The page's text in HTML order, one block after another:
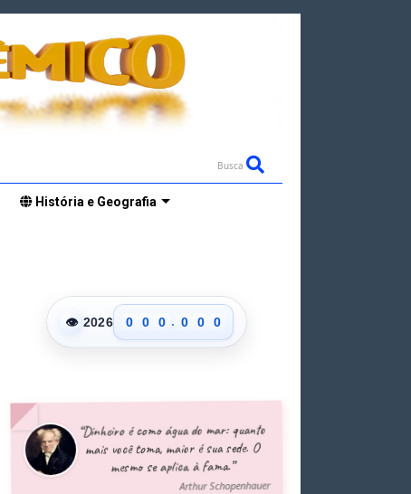
Busca
História e Geografia
👁 2026
0
1
6
7
8
0
1
6
7
8
0
1
6
7
8
. 0
1
6
7
8
9
0
1
6
7
8
9
0
1
6
7
8
9
“Dinheiro é como água do mar: quanto
mais você toma, maior é sua sede. O
mesmo se aplica à fama.”
Arthur Schopenhauer